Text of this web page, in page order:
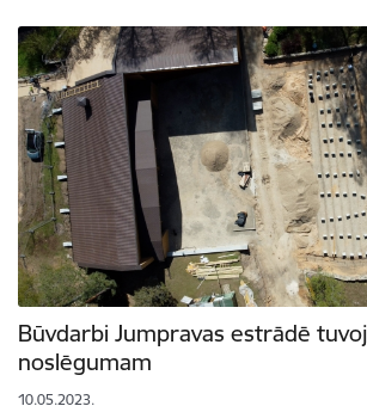
Būvdarbi Jumpravas estrādē
noslēgumam
10.05.2023.